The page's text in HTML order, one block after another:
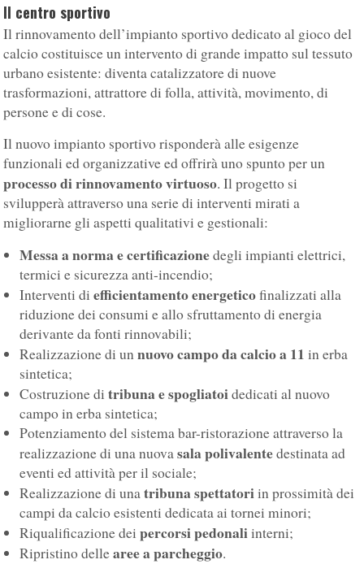
Il centro sportivo
Il rinnovamento dell’impianto sportivo dedicato al gioco del
calcio costituisce un intervento di grande impatto sul tessuto
urbano esistente: diventa catalizzatore di nuove
trasformazioni, attrattore di folla, attività, movimento, di
persone e di cose.
Il nuovo impianto sportivo risponderà alle esigenze
funzionali ed organizzative ed offrirà uno spunto per un
processo di rinnovamento virtuoso. Il progetto si
svilupperà attraverso una serie di interventi mirati a
migliorarne gli aspetti qualitativi e gestionali:
Messa a norma e certificazionedegli impianti elettrici,
termici e sicurezza anti-incendio;
Interventi diefficientamento energeticofinalizzati alla
riduzione dei consumi e allo sfruttamento di energia
derivante da fonti rinnovabili;
Realizzazione di unnuovo campo da calcio a 11 in erba
sintetica;
Costruzione ditribuna e spogliatoidedicati al nuovo
campo in erba sintetica;
Potenziamento del sistema bar-ristorazione attraverso la
realizzazione di una nuovasala polivalentedestinata ad
eventi ed attività per il sociale;
Realizzazione di unatribuna spettatoriin prossimità dei
campi da calcio esistenti dedicata ai tornei minori;
Riqualificazione deipercorsi pedonaliinterni;
Ripristino dellearee a parcheggio.